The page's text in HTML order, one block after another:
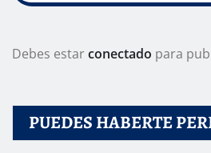
Debes estarconectado para
PUEDES HABERTE